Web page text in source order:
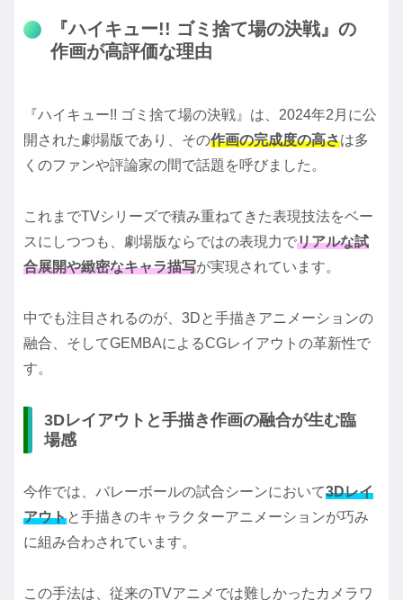
『ハイキュー!! ゴミ捨て場の決戦』の
作画が高評価な理由
『ハイキュー!! ゴミ捨て場の決戦』は、2024年2月に公
開された劇場版であり、その作画の完成度の高さは多
くのファンや評論家の間で話題を呼びました。
これまでTVシリーズで積み重ねてきた表現技法をベー
スにしつつも、劇場版ならではの表現力でリアルな試
合展開や緻密なキャラ描写が実現されています。
中でも注目されるのが、3Dと手描きアニメーションの
融合、そしてGEMBAによるCGレイアウトの革新性で
す。
3Dレイアウトと手描き作画の融合が生む臨
場感
今作では、バレーボールの試合シーンにおいて3Dレイ
アウトと手描きのキャラクターアニメーションが巧み
に組み合わされています。
この手法は、従来のTVアニメでは難しかったカメラワ